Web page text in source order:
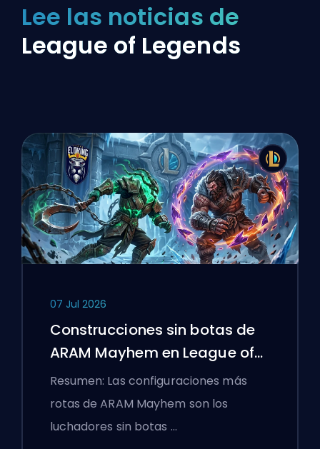
Lee las noticias de
League of Legends
07 Jul 2026
Construcciones sin botas de
ARAM Mayhem en League of
Legends
Resumen: Las configuraciones más
rotas de ARAM Mayhem son los
luchadores sin botas …